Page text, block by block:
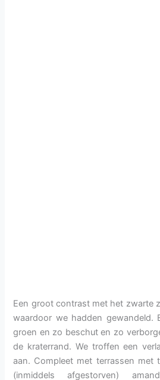
Een groot contrast met het zwarte
waardoor we hadden gewandeld.
groen en zo beschut en zo
de kraterrand. We troffen een
aan. Compleet met terrassen met
(inmiddels afgestorven)